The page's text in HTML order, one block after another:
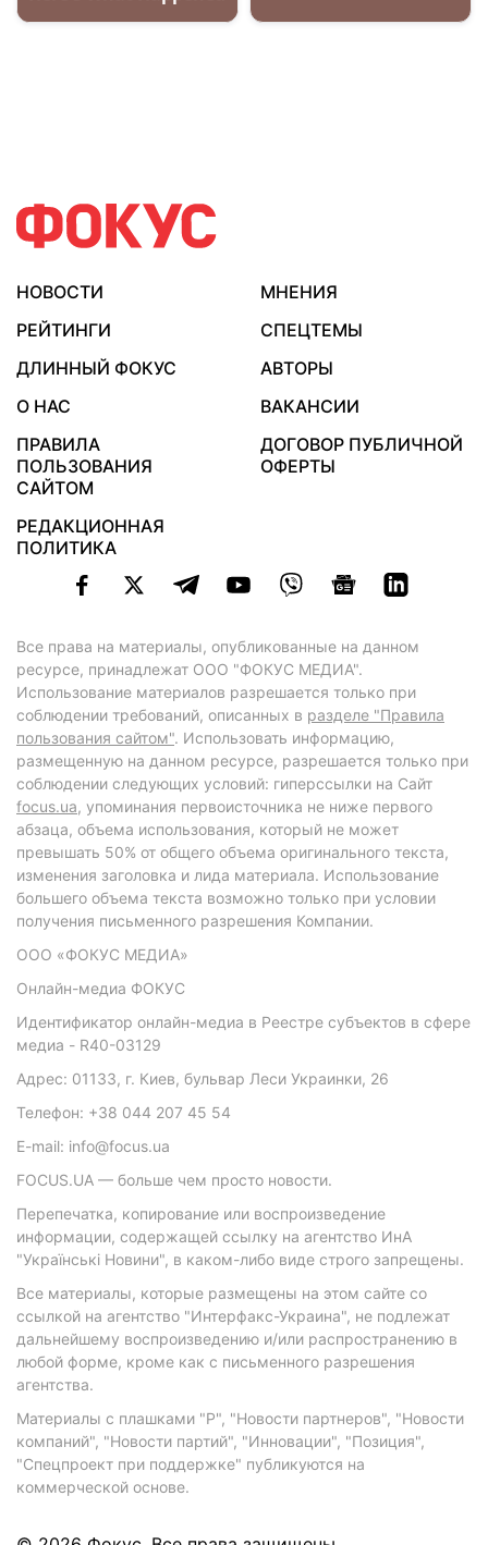
НОВОСТИ
МНЕНИЯ
РЕЙТИНГИ
СПЕЦТЕМЫ
ДЛИННЫЙ ФОКУС
АВТОРЫ
О НАС
ВАКАНСИИ
ПРАВИЛА
ПОЛЬЗОВАНИЯ
САЙТОМ
ДОГОВОР ПУБЛИЧНОЙ
ОФЕРТЫ
РЕДАКЦИОННАЯ
ПОЛИТИКА
Все права на материалы, опубликованные на данном
ресурсе, принадлежат ООО "ФОКУС МЕДИА".
Использование материалов разрешается только при
соблюдении требований, описанных в разделе "Правила
пользования сайтом". Использовать информацию,
размещенную на данном ресурсе, разрешается только при
соблюдении следующих условий: гиперссылки на Сайт
focus.ua, упоминания первоисточника не ниже первого
абзаца, объема использования, который не может
превышать 50% от общего объема оригинального текста,
изменения заголовка и лида материала. Использование
большего объема текста возможно только при условии
получения письменного разрешения Компании.
ООО «ФОКУС МЕДИА»
Онлайн-медиа ФОКУС
Идентификатор онлайн-медиа в Реестре субъектов в сфере
медиа - R40-03129
Адрес: 01133, г. Киев, бульвар Леси Украинки, 26
Телефон: +38 044 207 45 54
E-mail: info@focus.ua
FOCUS.UA — больше чем просто новости.
Перепечатка, копирование или воспроизведение
информации, содержащей ссылку на агентство ИнА
"Українські Новини", в каком-либо виде строго запрещены.
Все материалы, которые размещены на этом сайте со
ссылкой на агентство "Интерфакс-Украина", не подлежат
дальнейшему воспроизведению и/или распространению в
любой форме, кроме как с письменного разрешения
агентства.
Материалы с плашками "Р", "Новости партнеров", "Новости
компаний", "Новости партий", "Инновации", "Позиция",
"Спецпроект при поддержке" публикуются на
коммерческой основе.